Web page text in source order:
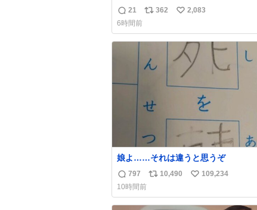
返
信
数
21
リ
ス
数
362
い
ね
数
2,083
6時間前
娘よ……それは違うと思うぞ
返
信
数
797
リ
ス
10,490
い
ね
109,234
10時間前